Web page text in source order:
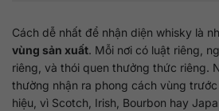
Cách dễ nhất để nhận diện whisky là
vùng sản xuất. Mỗi nơi có luật riêng,
riêng, và thói quen thưởng thức riêng.
thường nhận ra phong cách vùng
hiệu, vì Scotch, Irish, Bourbon hay